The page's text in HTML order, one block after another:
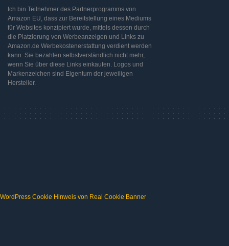
Ich bin Teilnehmer des Partnerprogramms von
Amazon EU, dass zur Bereitstellung eines Mediums
für Websites konzipiert wurde, mittels dessen durch
die Platzierung von Werbeanzeigen und Links zu
Amazon.de Werbekostenerstattung verdient werden
kann. Sie bezahlen selbstverständlich nicht mehr,
wenn Sie über diese Links einkaufen. Logos und
Markenzeichen sind Eigentum der jeweiligen
Hersteller.
WordPress Cookie Hinweis von Real Cookie Banner